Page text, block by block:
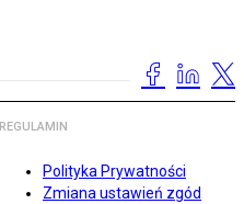
REGULAMIN
Polityka Prywatności
Zmiana ustawień zgód